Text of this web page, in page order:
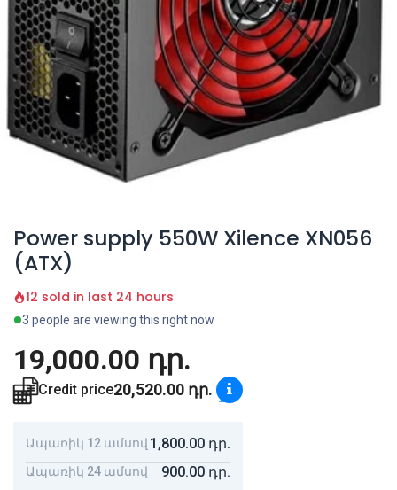
Power supply 550W Xilence XN056
(ATX)
12 sold in last 24 hours
3 people are viewing this right now
19,000.00 դր.
Credit price20,520.00 դր.
Ապառիկ 12 ամսով 1,800.00 դր.
Ապառիկ 24 ամսով 900.00 դր.